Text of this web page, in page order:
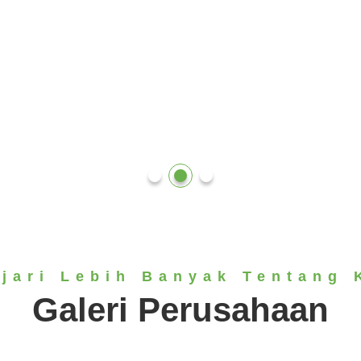
Lebih Banyak Tentang
Galeri Perusahaan